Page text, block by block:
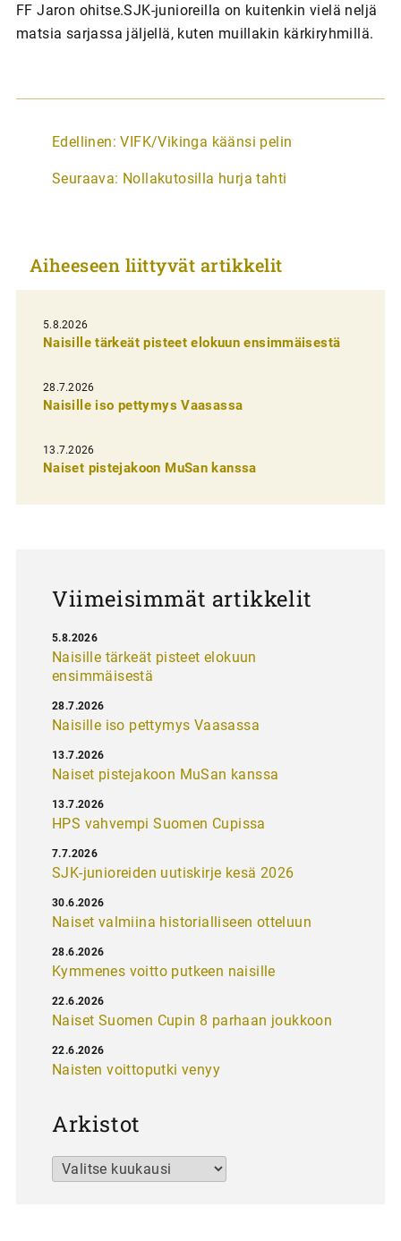
FF Jaron ohitse.SJK-junioreilla on kuitenkin vielä neljä
matsia sarjassa jäljellä, kuten muillakin kärkiryhmillä.
A
t
k
e
l
i
e
n
e
Edellinen: VIFK/Vikinga käänsi pelin
Seuraava: Nollakutosilla hurja tahti
Aiheeseen liittyvät artikkelit
5.8.2026
Naisille tärkeät pisteet elokuun ensimmäisestä
28.7.2026
Naisille iso pettymys Vaasassa
13.7.2026
Naiset pistejakoon MuSan kanssa
Viimeisimmät artikkelit
Naisille tärkeät pisteet elokuun
ensimmäisestä
5.8.2026
Naisille iso pettymys Vaasassa
28.7.2026
Naiset pistejakoon MuSan kanssa
13.7.2026
HPS vahvempi Suomen Cupissa
13.7.2026
SJK-junioreiden uutiskirje kesä 2026
7.7.2026
Naiset valmiina historialliseen otteluun
30.6.2026
Kymmenes voitto putkeen naisille
28.6.2026
Naiset Suomen Cupin 8 parhaan joukkoon
22.6.2026
Naisten voittoputki venyy
22.6.2026
Arkistot
Arkistot